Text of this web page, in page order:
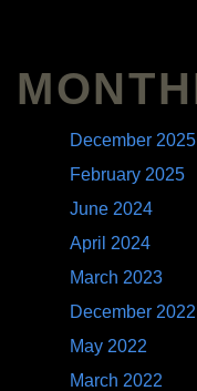
December 2025
February 2025
June 2024
April 2024
March 2023
December 2022
May 2022
March 2022